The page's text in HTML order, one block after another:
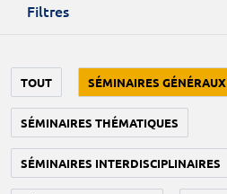
Filtres
TOUT SÉMINAIRES GÉNÉRAUX
SÉMINAIRES THÉMATIQUES
SÉMINAIRES INTERDISCIPLINAIRES